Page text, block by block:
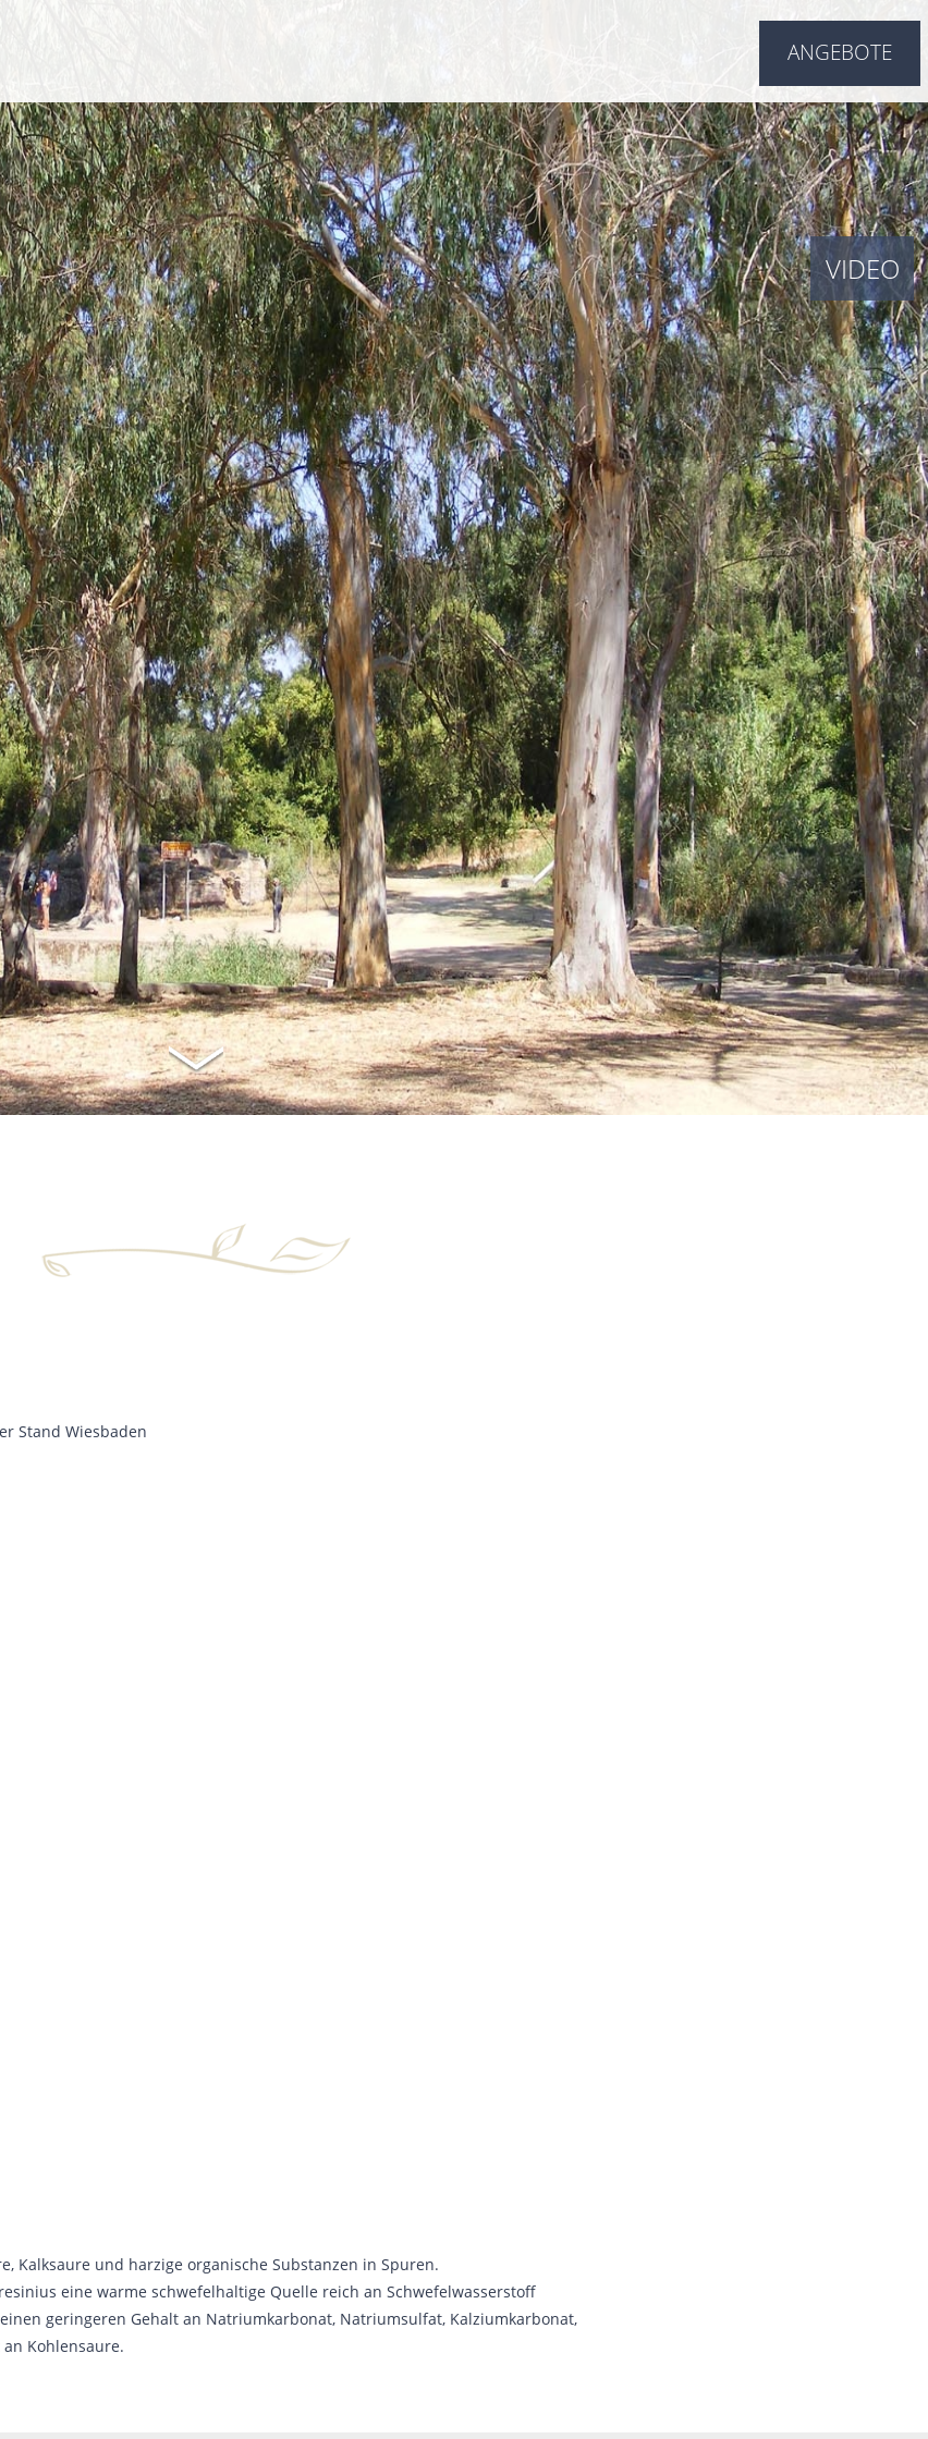
ANGEBOTE
VIDEO
Stand Wiesbaden
Kalksaure und harzige organische Substanzen in Spuren.
eine warme schwefelhaltige Quelle reich an Schwefelwasserstoff
geringeren Gehalt an Natriumkarbonat, Natriumsulfat, Kalziumkarbonat,
Kohlensaure.